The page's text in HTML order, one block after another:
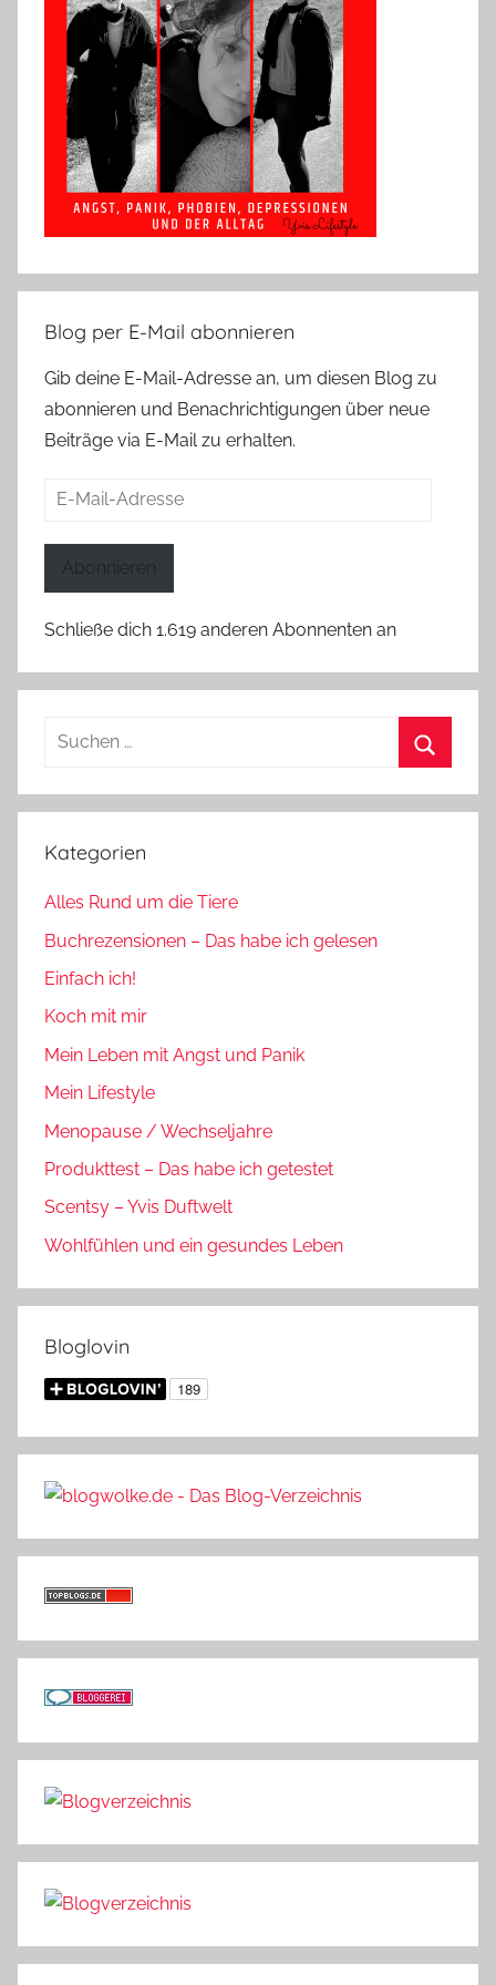
Blog per E-Mail abonnieren
Gib deine E-Mail-Adresse an, um diesen Blog zu
abonnieren und Benachrichtigungen über neue
Beiträge via E-Mail zu erhalten.
E-
Abonnieren
Schließe dich 1.619 anderen Abonnenten an
Suchen
Kategorien
Alles Rund um die Tiere
Buchrezensionen – Das habe ich gelesen
Einfach ich!
Koch mit mir
Mein Leben mit Angst und Panik
Mein Lifestyle
Menopause / Wechseljahre
Produkttest – Das habe ich getestet
Scentsy – Yvis Duftwelt
Wohlfühlen und ein gesundes Leben
Bloglovin